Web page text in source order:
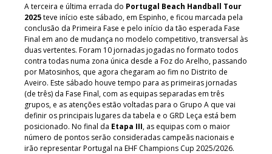
A terceira e última errada do Portugal Beach Handball Tour
2025teve início este sábado, em Espinho, e ficou marcada pela
conclusão da Primeira Fase e pelo início da tão esperada Fase
Final em ano de mudança no modelo competitivo, transversal às
duas vertentes. Foram 10 jornadas jogadas no formato todos
contra todas numa zona única desde a Foz do Arelho, passando
por Matosinhos, que agora chegaram ao fim no Distrito de
Aveiro. Este sábado houve tempo para as primeiras jornadas
(de três) da Fase Final, com as equipas separadas em três
grupos, e as atenções estão voltadas para o Grupo A que vai
definir os principais lugares da tabela e o GRD Leça está bem
posicionado. No final da Etapa III, as equipas com o maior
número de pontos serão consideradas campeãs nacionais e
irão representar Portugal na EHF Champions Cup 2025/2026.